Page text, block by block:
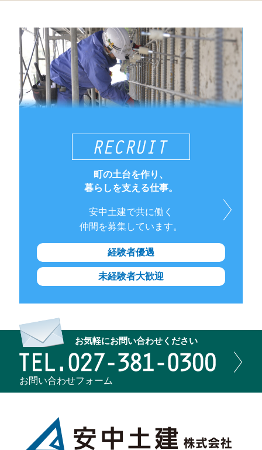
町の土台を作り、
暮らしを支える仕事。
安中土建で共に働く
仲間を募集しています。
経験者優遇
未経験者大歓迎
お気軽にお問い合わせください
お問い合わせフォーム